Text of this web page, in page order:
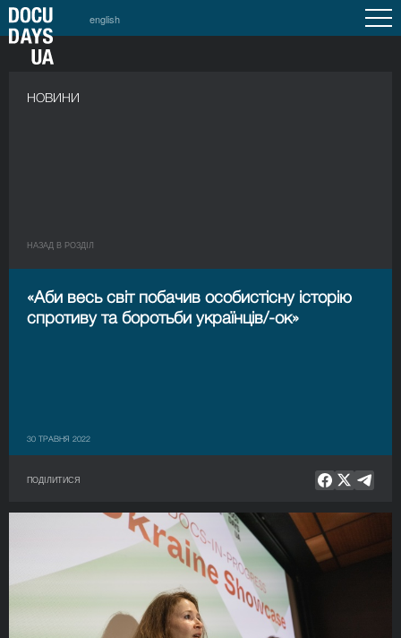
english
НОВИНИ
НАЗАД В РОЗДIЛ
«Аби весь світ побачив особистісну історію
спротиву та боротьби українців/-ок»
30 ТРАВНЯ 2022
ПОДІЛИТИСЯ